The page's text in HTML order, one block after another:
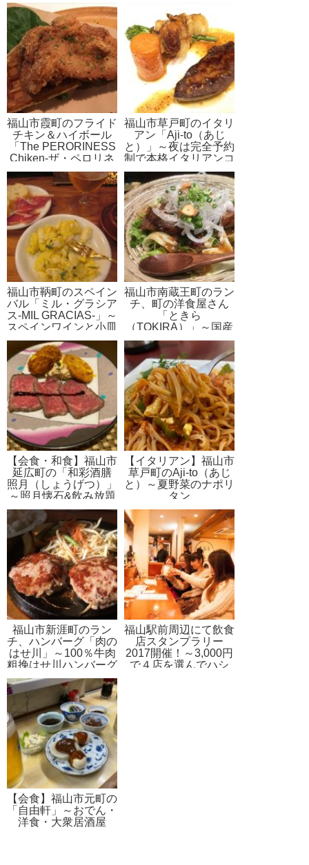
福山市霞町のフライド
チキン＆ハイボール
「The PERORINESS
Chiken-ザ・ペロリネ
スチキン-」～フライ
ドチキンとワッフルの
コラボレーション
福山市草戸町のイタリ
アン「Aji-to（あじ
と）」～夜は完全予約
制で本格イタリアンコ
ースが楽しめる！
福山市鞆町のスペイン
バル「ミル・グラシア
ス-MIL GRACIAS-」～
スペインワインと小皿
料理のお店
福山市南蔵王町のラン
チ、町の洋食屋さん
「ときら
（TOKIRA）」～国産
牛の和風ビフテキ丼を
堪能
【会食・和食】福山市
延広町の「和彩酒膳
照月（しょうげつ）」
～照月懐石&飲み放題
【イタリアン】福山市
草戸町のAji-to（あじ
と）～夏野菜のナポリ
タン
福山市新涯町のラン
チ、ハンバーグ「肉の
はせ川」～100％牛肉
粗挽はせ川ハンバーグ
170g
福山駅前周辺にて飲食
店スタンプラリー
2017開催！～3,000円
で４店を選んでハシ
【会食】福山市元町の
「自由軒」～おでん・
洋食・大衆居酒屋